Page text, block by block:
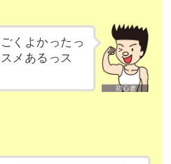
くよかったっ
メあるっス